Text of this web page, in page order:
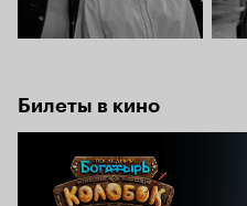
Билеты в кино